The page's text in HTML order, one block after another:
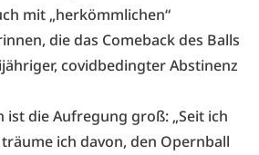
mit „herkömmlichen“
die das Comeback des Balls
covidbedingter Abstinenz
ist die Aufregung groß: „Seit ich
ich davon, den Opernball